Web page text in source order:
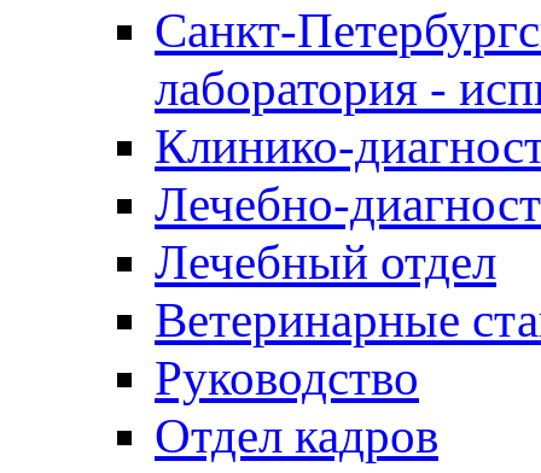
Санкт-
лаборатория -
Клинико-
Лечебно-
Лечебный отдел
Ветеринарные
Руководство
Отдел кадров